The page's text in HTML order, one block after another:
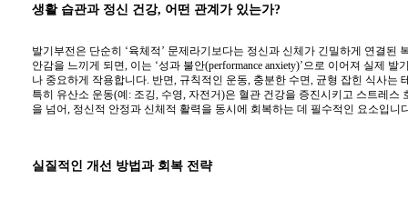
생활 습관과 정신 건강, 어떤 관계가 있는가?
발기부전은 단순히 ‘육체적’ 문제라기보다는 정신과 신체가 긴밀하게 연결
안감을 느끼게 되면, 이는 ‘성과 불안(performance anxiety)’으로 이어져 실제
나 중요하게 작용합니다. 반면, 규칙적인 운동, 충분한 수면, 균형 잡힌 식사
특히 유산소 운동(예: 조깅, 수영, 자전거)은 혈관 건강을 증진시키고 스트레
을 넘어, 정신적 안정과 신체적 활력을 동시에 회복하는 데 필수적인 요소입니
실질적인 개선 방법과 회복 전략